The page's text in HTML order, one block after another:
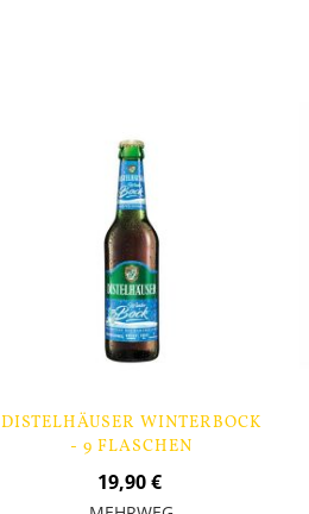
DISTELHÄUSER WINTERBOCK
- 9 FLASCHEN
19,90 €